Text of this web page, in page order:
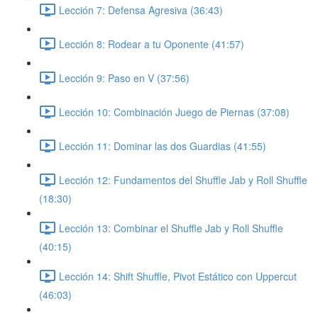
Lección 7: Defensa Agresiva (36:43)
Lección 8: Rodear a tu Oponente (41:57)
Lección 9: Paso en V (37:56)
Lección 10: Combinación Juego de Piernas (37:08)
Lección 11: Dominar las dos Guardias (41:55)
Lección 12: Fundamentos del Shuffle Jab y Roll Shuffle
(18:30)
Lección 13: Combinar el Shuffle Jab y Roll Shuffle
(40:15)
Lección 14: Shift Shuffle, Pivot Estático con Uppercut
(46:03)